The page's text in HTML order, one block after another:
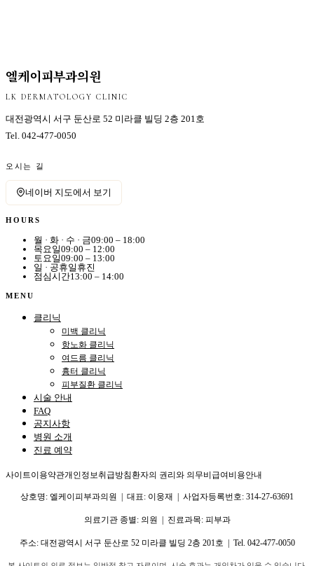
엘케이피부과의원
LK DERMATOLOGY CLINIC
대전광역시 서구 둔산로 52 미라클 빌딩 2층 201호
Tel. 042-477-0050
오시는 길
네이버 지도에서 보기
HOURS
월 · 화 · 수 · 금09:00 – 18:00
목요일09:00 – 12:00
토요일09:00 – 13:00
일 · 공휴일 휴진
점심시간13:00 – 14:00
MENU
클리닉
미백 클리닉
항노화 클리닉
여드름 클리닉
흉터 클리닉
피부질환 클리닉
시술 안내
FAQ
공지사항
병원 소개
진료 예약
사이트이용약관개인정보취급방침환자의 권리와 의무비급여비용안내
상호명: 엘케이피부과의원 | 대표: 이웅재 | 사업자등록번호: 314-27-63691
의료기관 종별: 의원 | 진료과목: 피부과
주소: 대전광역시 서구 둔산로 52 미라클 빌딩 2층 201호 | Tel. 042-477-0050